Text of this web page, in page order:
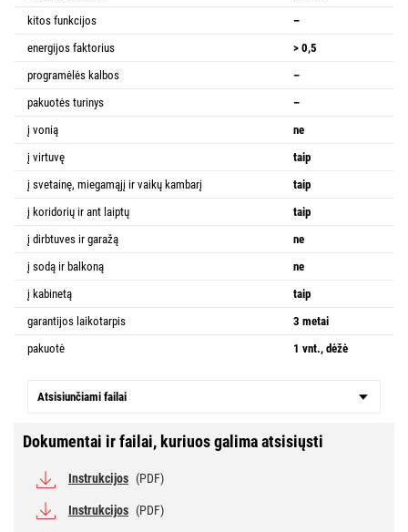
kitos funkcijos
–
energijos faktorius
> 0,5
programėlės kalbos
–
pakuotės turinys
–
į vonią
ne
į virtuvę
taip
į svetainę, miegamąjį ir vaikų kambarį
taip
į koridorių ir ant laiptų
taip
į dirbtuves ir garažą
ne
į sodą ir balkoną
ne
į kabinetą
taip
garantijos laikotarpis
3 metai
pakuotė
1 vnt., dėžė
Atsisiunčiami failai
Dokumentai ir failai, kuriuos galima atsisiųsti
Instrukcijos (PDF)
Instrukcijos (PDF)